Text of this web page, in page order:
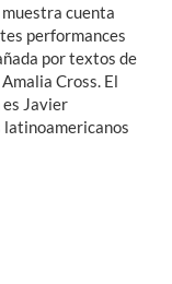
cuenta
performances
por textos de
Cross. El
Javier
latinoamericanos